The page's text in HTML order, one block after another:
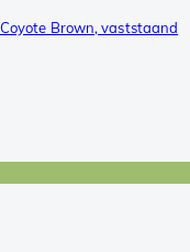
Brown, vaststaand